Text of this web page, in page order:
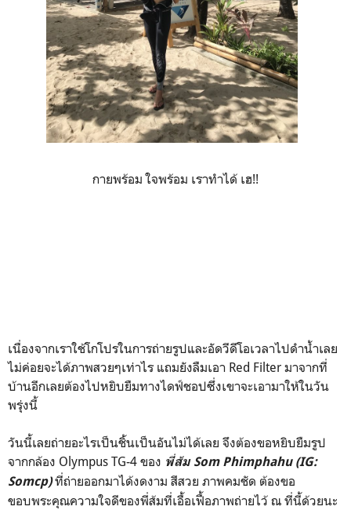
กายพร้อม ใจพร้อม เราทำได้ เฮ!!
เนื่องจากเราใช้โกโปรในการถ่ายรูปและอัดวีดีโอเวลาไปดำน้ำเลย
ไม่ค่อยจะได้ภาพสวยๆเท่าไร แถมยังลืมเอา Red Filter มาจากที่
บ้านอีกเลยต้องไปหยิบยืมทางไดฟ์ชอปซึ่งเขาจะเอามาให้ในวัน
พรุ่งนี้
วันนี้เลยถ่ายอะไรเป็นชิ้นเป็นอันไม่ได้เลย จึงต้องขอหยิบยืมรูป
จากกล้อง Olympus TG-4 ของ พี่ส้ม Som Phimphahu (IG:
Somcp)ที่ถ่ายออกมาได้งดงาม สีสวย ภาพคมชัด ต้องขอ
ขอบพระคุณความใจดีของพี่ส้มที่เอื้อเฟื้อภาพถ่ายไว้ ณ ที่นี้ด้วยนะ